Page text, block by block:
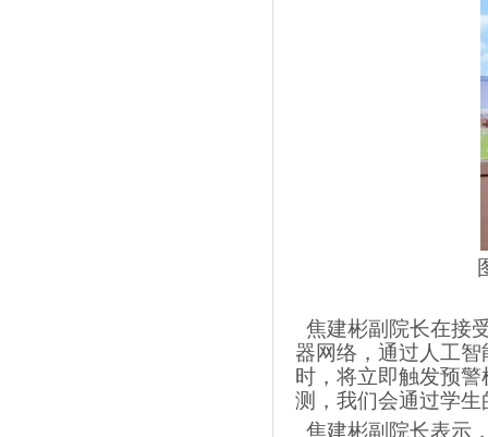
焦建彬副院长在接
器网络，通过人工
时，将立即触发预
测，我们会通过学
焦建彬副院长表示